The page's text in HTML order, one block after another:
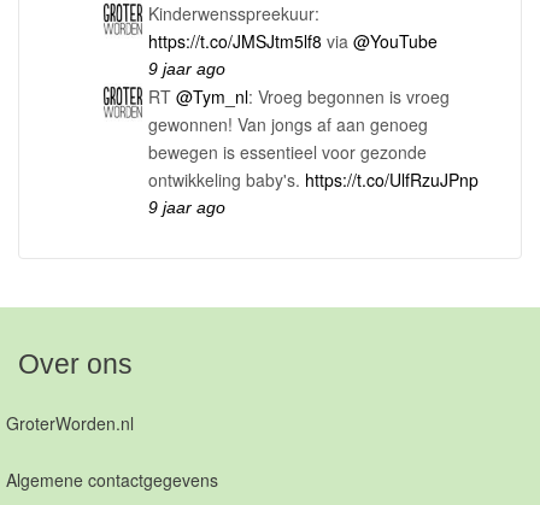
Kinderwensspreekuur:
https://t.co/JMSJtm5lf8 via @YouTube
9 jaar ago
RT @Tym_nl: Vroeg begonnen is vroeg
gewonnen! Van jongs af aan genoeg
bewegen is essentieel voor gezonde
ontwikkeling baby's. https://t.co/UlfRzuJPnp
9 jaar ago
Over ons
GroterWorden.nl
Algemene contactgegevens